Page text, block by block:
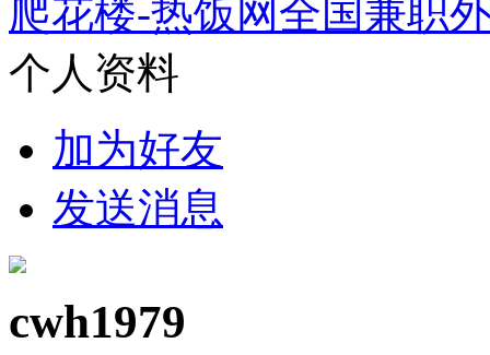
爬花楼-热饭网全国兼职
个人资料
加为好友
发送消息
cwh1979